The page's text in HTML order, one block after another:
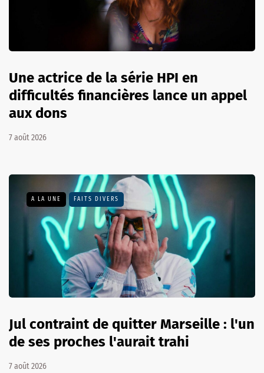
Une actrice de la série HPI en
difficultés financières lance un appel
aux dons
7 août 2026
A LA UNE FAITS DIVERS
Jul contraint de quitter Marseille : l'un
de ses proches l'aurait trahi
7 août 2026